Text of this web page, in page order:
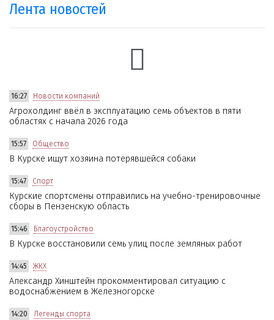
Лента новостей
16:27 Новости компаний
Агрохолдинг ввёл в эксплуатацию семь объектов в пяти
областях с начала 2026 года
15:57 Общество
В Курске ищут хозяина потерявшейся собаки
15:47 Спорт
Курские спортсмены отправились на учебно-тренировочные
сборы в Пензенскую область
15:46 Благоустройство
В Курске восстановили семь улиц после земляных работ
14:45 ЖКХ
Александр Хинштейн прокомментировал ситуацию с
водоснабжением в Железногорске
14:20 Легенды спорта